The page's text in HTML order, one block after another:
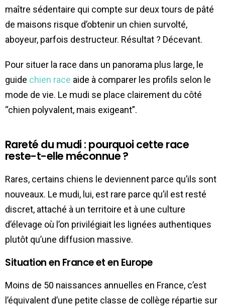
maître sédentaire qui compte sur deux tours de pâté
de maisons risque d’obtenir un chien survolté,
aboyeur, parfois destructeur. Résultat ? Décevant.
Pour situer la race dans un panorama plus large, le
guide chien race aide à comparer les profils selon le
mode de vie. Le mudi se place clairement du côté
“chien polyvalent, mais exigeant”.
Rareté du mudi : pourquoi cette race
reste-t-elle méconnue ?
Rares, certains chiens le deviennent parce qu’ils sont
nouveaux. Le mudi, lui, est rare parce qu’il est resté
discret, attaché à un territoire et à une culture
d’élevage où l’on privilégiait les lignées authentiques
plutôt qu’une diffusion massive.
Situation en France et en Europe
Moins de 50 naissances annuelles en France, c’est
l’équivalent d’une petite classe de collège répartie sur